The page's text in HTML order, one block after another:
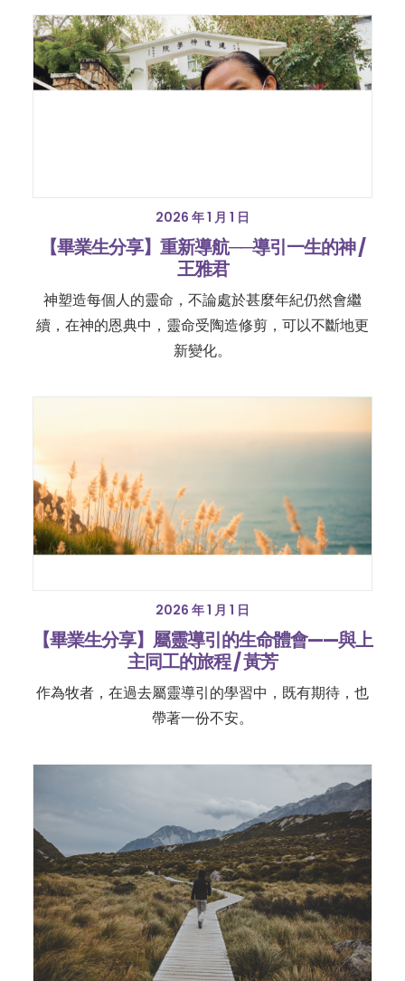
2026 年 1 月 1 日
【畢業生分享】重新導航──導引一生的神 /
王雅君
神塑造每個人的靈命，不論處於甚麼年紀仍然會繼
續，在神的恩典中，靈命受陶造修剪，可以不斷地更
新變化。
2026 年 1 月 1 日
【畢業生分享】屬靈導引的生命體會——與上
主同工的旅程 / 黃芳
作為牧者，在過去屬靈導引的學習中，既有期待，也
帶著一份不安。